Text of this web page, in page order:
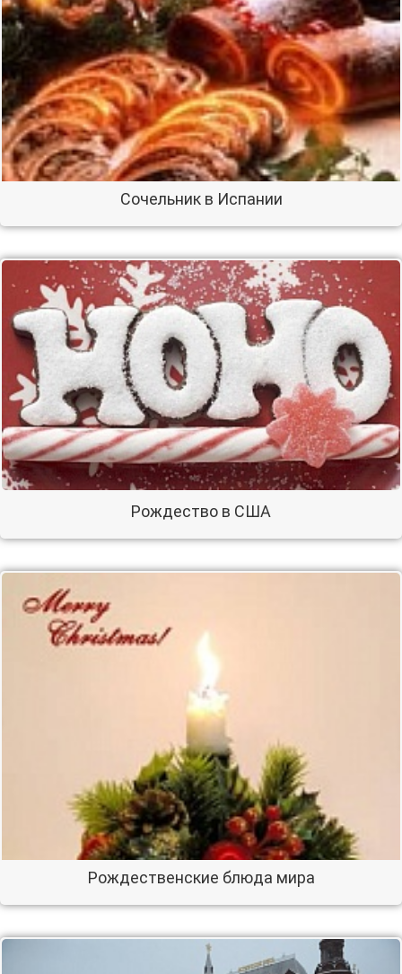
Сочельник в Испании
Рождество в США
Рождественские блюда мира